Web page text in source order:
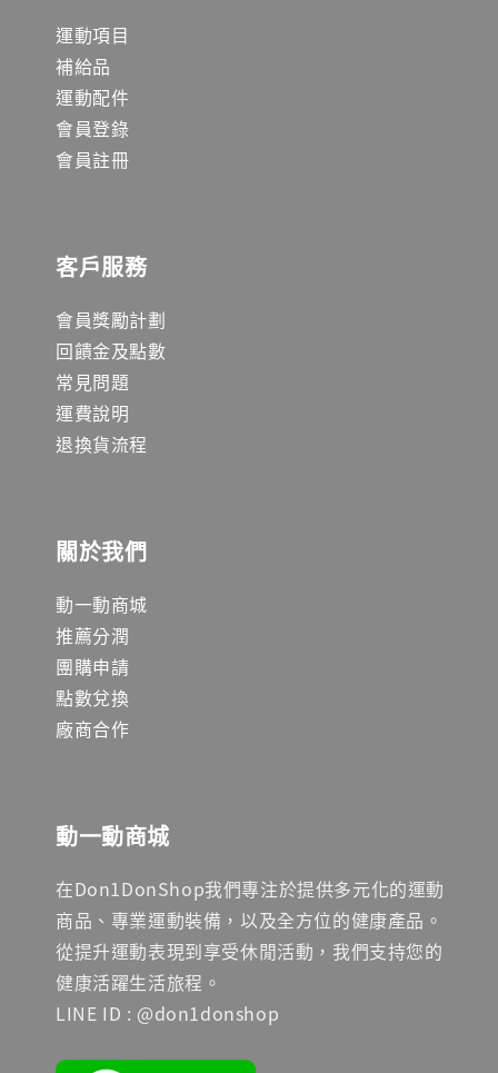
運動項目
補給品
運動配件
會員登錄
會員註冊
客戶服務
會員獎勵計劃
回饋金及點數
常見問題
運費說明
退換貨流程
關於我們
動一動商城
推薦分潤
團購申請
點數兌換
廠商合作
動一動商城
在Don1DonShop我們專注於提供多元化的運動
商品、專業運動裝備，以及全方位的健康產品。
從提升運動表現到享受休閒活動，我們支持您的
健康活躍生活旅程。
LINE ID : @don1donshop